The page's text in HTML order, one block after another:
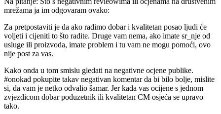
mrežama ja im odgovaram ovako:
Za pretpostaviti je da ako radimo dobar i kvalitetan posao ljudi će
voljeti i cijeniti to što radite. Druge vam nema, ako imate sr_nje od
usluge ili proizvoda, imate problem i tu vam ne mogu pomoći, ovo
nije post za vas.
Kako onda u tom smislu gledati na negativne ocjene publike.
#onokad pokupite takav negativan komentar da bi bilo bolje, mislite
si, da vam je netko odvalio šamar. Jer kada vas ocijene s jednom
zvjezdicom dobar poduzetnik ili kvalitetan CM osjeća se upravo
tako.